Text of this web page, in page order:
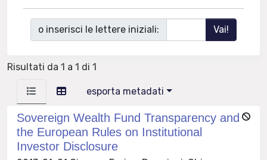
o inserisci le lettere iniziali:
Risultati da 1 a 1 di 1
esporta metadati
Sovereign Wealth Fund Transparency and
the European Rules on Institutional
Investor Disclosure